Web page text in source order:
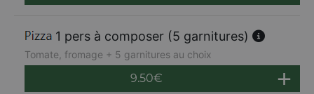
1 pers à composer (5 garnitures)
Tomate, fromage + 5 garnitures au choix
9.50€